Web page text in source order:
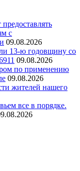
с
09.08.2026
13-ю годовщину со
09.08.2026
по применению
09.08.2026
жителей нашего
все в порядке.